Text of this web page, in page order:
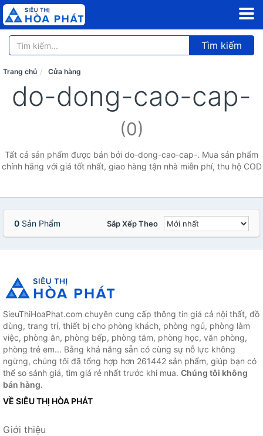
Tìm kiếm
Trang chủ Cửa hàng
do-dong-cao-cap-
(0)
Tất cả sản phẩm được bán bởi do-dong-cao-cap-. Mua sản phẩm
chính hãng với giá tốt nhất, giao hàng tận nhà miễn phí, thu hộ COD
0 Sản Phẩm Sắp Xếp Theo
SieuThiHoaPhat.com chuyên cung cấp thông tin giá cả nội thất, đồ
dùng, trang trí, thiết bị cho phòng khách, phòng ngủ, phòng làm
việc, phòng ăn, phòng bếp, phòng tắm, phòng học, văn phòng,
phòng trẻ em... Bằng khả năng sẵn có cùng sự nỗ lực không
ngừng, chúng tôi đã tổng hợp hơn 261442 sản phẩm, giúp bạn có
thể so sánh giá, tìm giá rẻ nhất trước khi mua. Chúng tôi không
bán hàng.
VỀ SIÊU THỊ HÒA PHÁT
Giới thiệu